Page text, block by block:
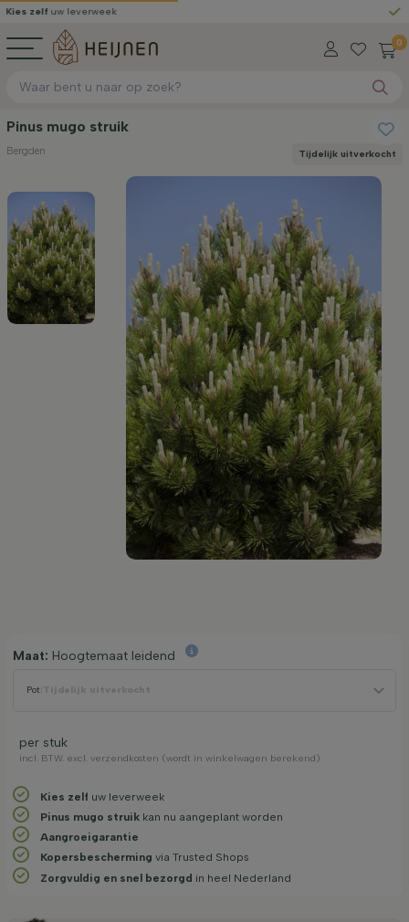
uw leverweek Gratis
0
Pinus mugo struik
Bergden Tijdelijk uitverkocht
Maat: Hoogtemaat leidend
Pot
per stuk
incl. BTW. excl. verzendkosten (wordt in winkelwagen berekend)
Kies zelf uw leverweek
Pinus mugo struik kan nu aangeplant worden
Aangroeigarantie
Kopersbescherming via Trusted Shops
Zorgvuldig en snel bezorgd in heel Nederland